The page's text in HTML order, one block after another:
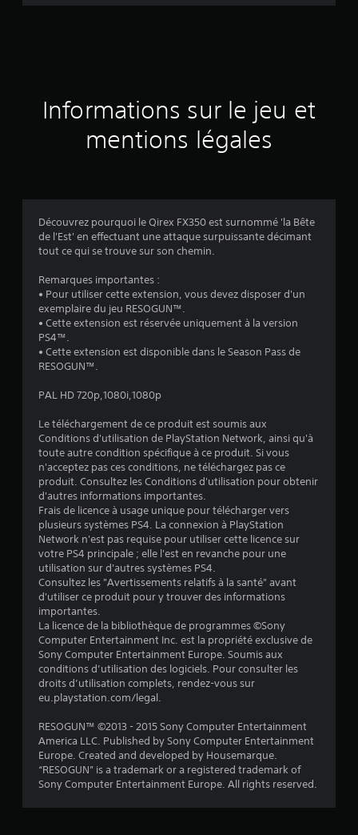
d
a
s
8
é
o
l
e
s
u
5
1
3
Informations sur le jeu et
mentions légales
Découvrez pourquoi le Qirex FX350 est surnommé 'la Bête
de l'Est' en effectuant une attaque surpuissante décimant
tout ce qui se trouve sur son chemin.
Remarques importantes :
• Pour utiliser cette extension, vous devez disposer d'un
exemplaire du jeu RESOGUN™.
• Cette extension est réservée uniquement à la version
PS4™.
• Cette extension est disponible dans le Season Pass de
RESOGUN™.
PAL HD 720p,1080i,1080p
Le téléchargement de ce produit est soumis aux
Conditions d'utilisation de PlayStation Network, ainsi qu'à
toute autre condition spécifique à ce produit. Si vous
n'acceptez pas ces conditions, ne téléchargez pas ce
produit. Consultez les Conditions d'utilisation pour obtenir
d'autres informations importantes.
Frais de licence à usage unique pour télécharger vers
plusieurs systèmes PS4. La connexion à PlayStation
Network n'est pas requise pour utiliser cette licence sur
votre PS4 principale ; elle l'est en revanche pour une
utilisation sur d'autres systèmes PS4.
Consultez les "Avertissements relatifs à la santé" avant
d'utiliser ce produit pour y trouver des informations
importantes.
La licence de la bibliothèque de programmes ©Sony
Computer Entertainment Inc. est la propriété exclusive de
Sony Computer Entertainment Europe. Soumis aux
conditions d’utilisation des logiciels. Pour consulter les
droits d’utilisation complets, rendez-vous sur
eu.playstation.com/legal.
RESOGUN™ ©2013 - 2015 Sony Computer Entertainment
America LLC. Published by Sony Computer Entertainment
Europe. Created and developed by Housemarque.
“RESOGUN” is a trademark or a registered trademark of
Sony Computer Entertainment Europe. All rights reserved.